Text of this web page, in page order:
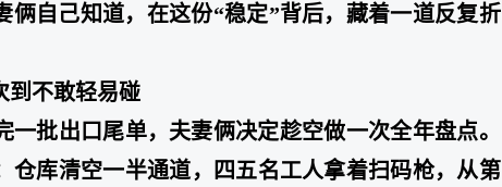
俩自己知道，在这份“稳定”背后，藏着一道反复折
到不敢轻易碰
批出口尾单，夫妻俩决定趁空做一次全年盘点。
仓库清空一半通道，四五名工人拿着扫码枪，从第